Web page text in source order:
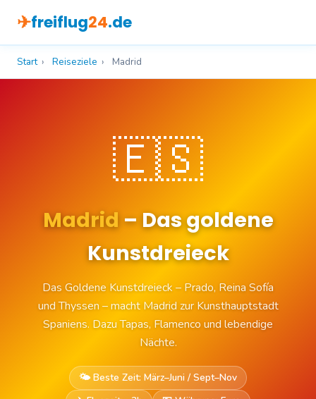
✈freiflug24.de
Start › Reiseziele › Madrid
🇪🇸
Madrid– Das goldene
Kunstdreieck
Das Goldene Kunstdreieck – Prado, Reina Sofía
und Thyssen – macht Madrid zur Kunsthauptstadt
Spaniens. Dazu Tapas, Flamenco und lebendige
Nächte.
🌤️ Beste Zeit: März–Juni / Sept–Nov